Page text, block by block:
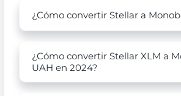
¿Cómo convertir Stellar a
¿Cómo convertir Stellar XLM a
UAH en 2024?